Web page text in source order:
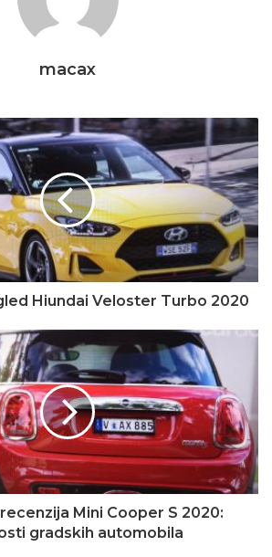
macax
Hiundai Veloster Turbo 2020
Mini Cooper S 2020:
gradskih automobila